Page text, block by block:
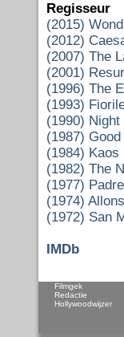
Regisseur
(2015)
(2012)
(2007) The
(2001)
(1996) The
(1993)
(1990) Night
(1987)
(1984) Kaos
(1982) The
(1977)
(1974)
(1972) San
IMDb
Filmgek
Redactie
Hollywoodwijzer